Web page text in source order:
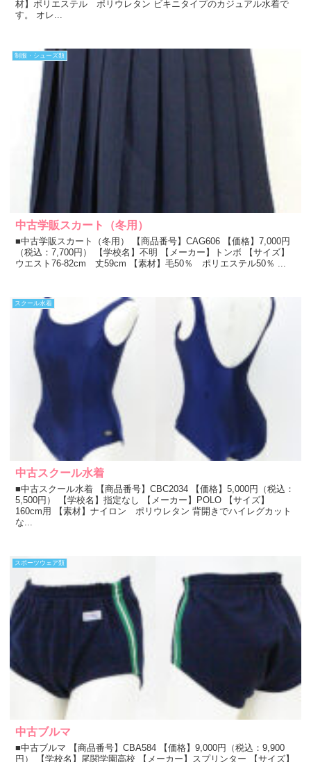
材】ポリエステル ポリウレタン ビキニタイプのカジュアル水着で
す。 オレ...
制服・シューズ類
中古学販スカート（冬用）
■中古学販スカート（冬用） 【商品番号】CAG606 【価格】7,000円
（税込：7,700円） 【学校名】不明 【メーカー】トンボ 【サイズ】
ウエスト76-82cm 丈59cm 【素材】毛50％ ポリエステル50％ ...
スクール水着
中古スクール水着
■中古スクール水着 【商品番号】CBC2034 【価格】5,000円（税込：
5,500円） 【学校名】指定なし 【メーカー】POLO 【サイズ】
160cm用 【素材】ナイロン ポリウレタン 背開きでハイレグカット
な...
スポーツウェア類
中古ブルマ
■中古ブルマ 【商品番号】CBA584 【価格】9,000円（税込：9,900
円） 【学校名】尾関学園高校 【メーカー】スプリンター 【サイズ】